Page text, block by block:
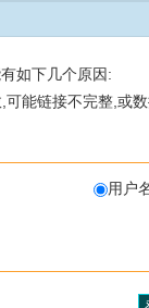
如下几个原因:
能链接不完整,或
用户